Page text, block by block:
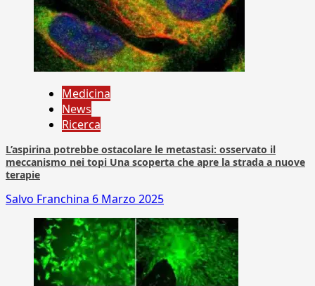
Medicina
News
Ricerca
L’aspirina potrebbe ostacolare le metastasi: osservato il
meccanismo nei topi Una scoperta che apre la strada a nuove
terapie
Salvo Franchina 6 Marzo 2025